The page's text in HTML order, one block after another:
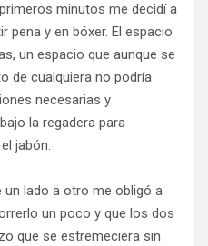
minutos me decidí a
pena y en bóxer. El espacio
un espacio que aunque se
de cualquiera no podría
necesarias y
la regadera para
jabón.
un lado a otro me obligó a
un poco y que los dos
que se estremeciera sin